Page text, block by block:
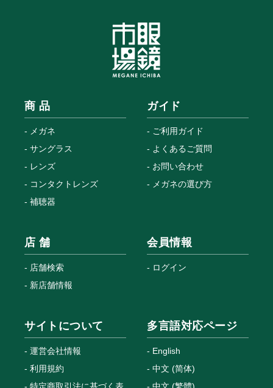
商 品
メガネ
サングラス
レンズ
コンタクトレンズ
補聴器
ガイド
ご利用ガイド
よくあるご質問
お問い合わせ
メガネの選び方
店 舗
店舗検索
新店舗情報
会員情報
ログイン
サイトについて
運営会社情報
利用規約
特定商取引法に基づく表
多言語対応ページ
English
中文 (简体)
中文 (繁體)